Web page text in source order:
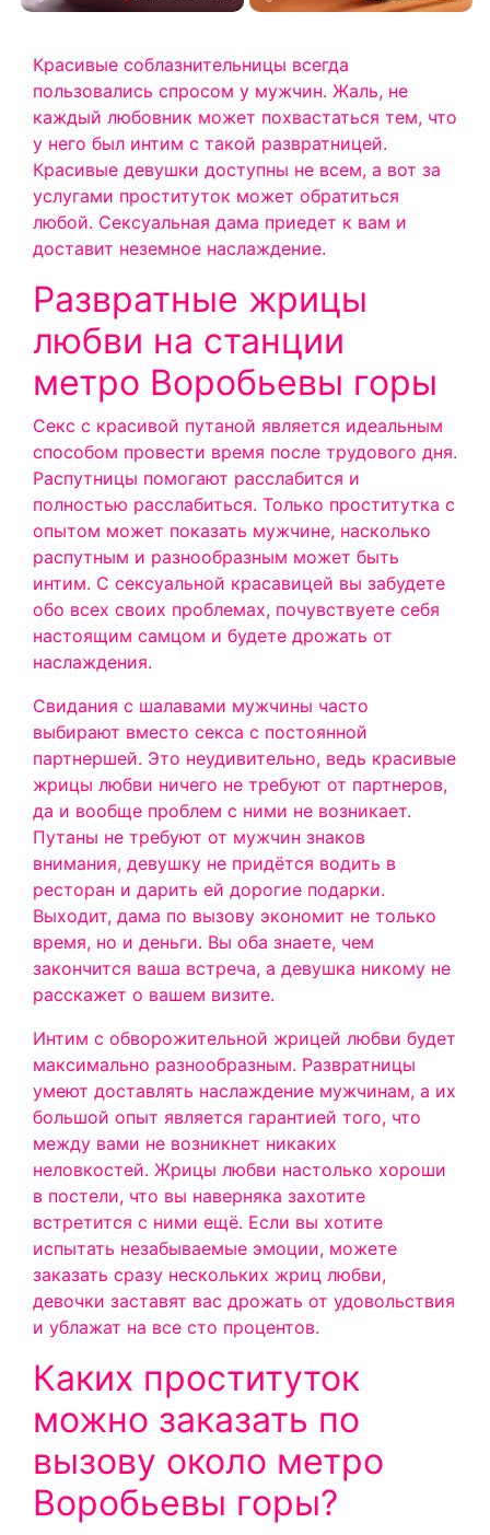
Красивые соблазнительницы всегда
пользовались спросом у мужчин. Жаль, не
каждый любовник может похвастаться тем, что
у него был интим с такой развратницей.
Красивые девушки доступны не всем, а вот за
услугами проституток может обратиться
любой. Сексуальная дама приедет к вам и
доставит неземное наслаждение.
Развратные жрицы
любви на станции
метро Воробьевы горы
Секс с красивой путаной является идеальным
способом провести время после трудового дня.
Распутницы помогают расслабится и
полностью расслабиться. Только проститутка с
опытом может показать мужчине, насколько
распутным и разнообразным может быть
интим. С сексуальной красавицей вы забудете
обо всех своих проблемах, почувствуете себя
настоящим самцом и будете дрожать от
наслаждения.
Свидания с шалавами мужчины часто
выбирают вместо секса с постоянной
партнершей. Это неудивительно, ведь красивые
жрицы любви ничего не требуют от партнеров,
да и вообще проблем с ними не возникает.
Путаны не требуют от мужчин знаков
внимания, девушку не придётся водить в
ресторан и дарить ей дорогие подарки.
Выходит, дама по вызову экономит не только
время, но и деньги. Вы оба знаете, чем
закончится ваша встреча, а девушка никому не
расскажет о вашем визите.
Интим с обворожительной жрицей любви будет
максимально разнообразным. Развратницы
умеют доставлять наслаждение мужчинам, а их
большой опыт является гарантией того, что
между вами не возникнет никаких
неловкостей. Жрицы любви настолько хороши
в постели, что вы наверняка захотите
встретится с ними ещё. Если вы хотите
испытать незабываемые эмоции, можете
заказать сразу нескольких жриц любви,
девочки заставят вас дрожать от удовольствия
и ублажат на все сто процентов.
Каких проституток
можно заказать по
вызову около метро
Воробьевы горы?